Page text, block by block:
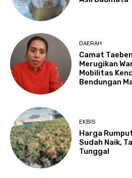
DAERAH
Camat
Merugikan
Mobilitas
Bendungan
EKBIS
Harga
Sudah Naik,
Tunggal